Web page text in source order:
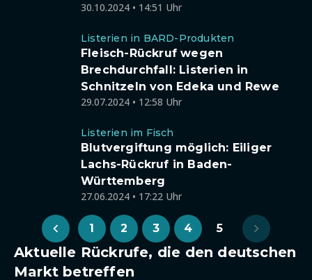
30.10.2024 • 14:51 Uhr
Listerien in BARD-Produkten
Fleisch-Rückruf wegen
Brechdurchfall: Listerien in
Schnitzeln von Edeka und Rewe
29.07.2024 • 12:58 Uhr
Listerien im Fisch
Blutvergiftung möglich: Eiliger
Lachs-Rückruf in Baden-
Württemberg
27.06.2024 • 17:22 Uhr
1 2 3 4 5
Aktuelle Rückrufe, die den deutschen
Markt betreffen